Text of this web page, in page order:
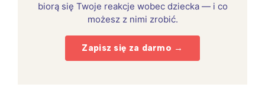
biorą się Twoje reakcje wobec dziecka — i co
możesz z nimi zrobić.
Zapisz się za darmo →